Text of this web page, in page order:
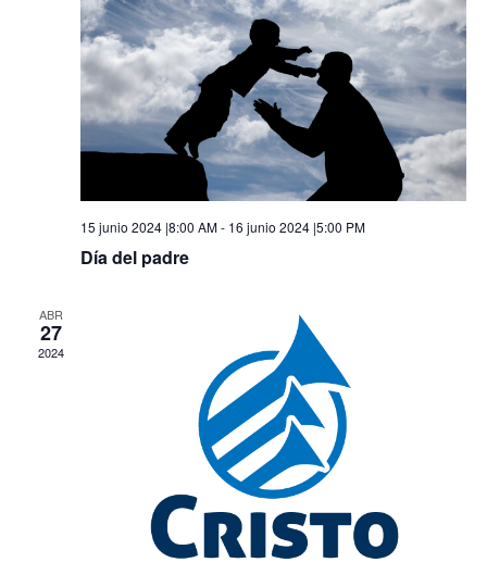
15 junio 2024 |8:00 AM- 16 junio 2024 |5:00 PM
Día del padre
ABR
27
2024